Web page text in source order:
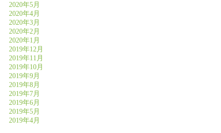
2020年5月
2020年4月
2020年3月
2020年2月
2020年1月
2019年12月
2019年11月
2019年10月
2019年9月
2019年8月
2019年7月
2019年6月
2019年5月
2019年4月